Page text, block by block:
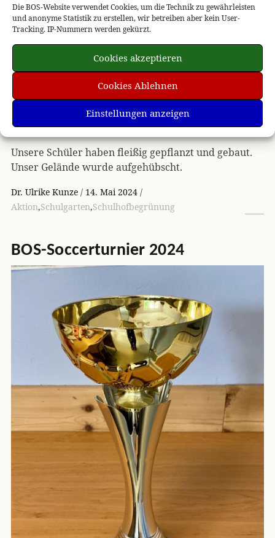
Die BOS-Website verwendet Cookies, um die Technik zu gewährleisten
und anonyme Statistik zu erstellen, wir betreiben aber kein User-
Tracking. IP-Nummern werden gekürzt.
Cookies akzeptieren
Cookies Ablehnen
Einstellungen anzeigen
Unsere Schüler haben fleißig gepflanzt und gebaut.
Unser Gelände wurde aufgehübscht.
Dr. Ulrike Kunze
14. Mai 2024
Aktion,Schulgarten,Schulhofbegrünung
BOS-Soccerturnier 2024